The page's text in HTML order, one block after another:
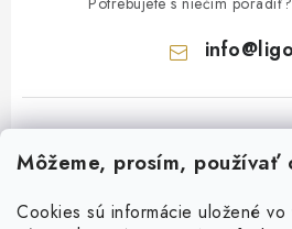
Môžeme, prosím, používať
Cookies sú informácie uložené
info@